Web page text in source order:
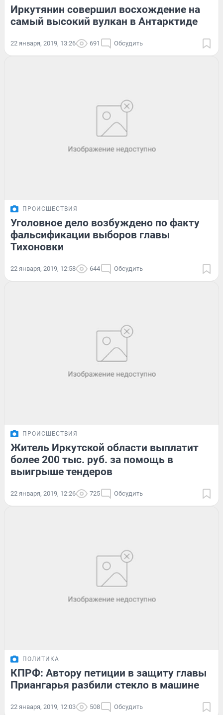
Иркутянин совершил восхождение на
самый высокий вулкан в Антарктиде
22 января, 2019, 13:26 691 Обсудить
ПРОИСШЕСТВИЯ
Уголовное дело возбуждено по факту
фальсификации выборов главы
Тихоновки
22 января, 2019, 12:58 644 Обсудить
ПРОИСШЕСТВИЯ
Житель Иркутской области выплатит
более 200 тыс. руб. за помощь в
выигрыше тендеров
22 января, 2019, 12:26 725 Обсудить
ПОЛИТИКА
КПРФ: Автору петиции в защиту главы
Приангарья разбили стекло в машине
22 января, 2019, 12:03 508 Обсудить